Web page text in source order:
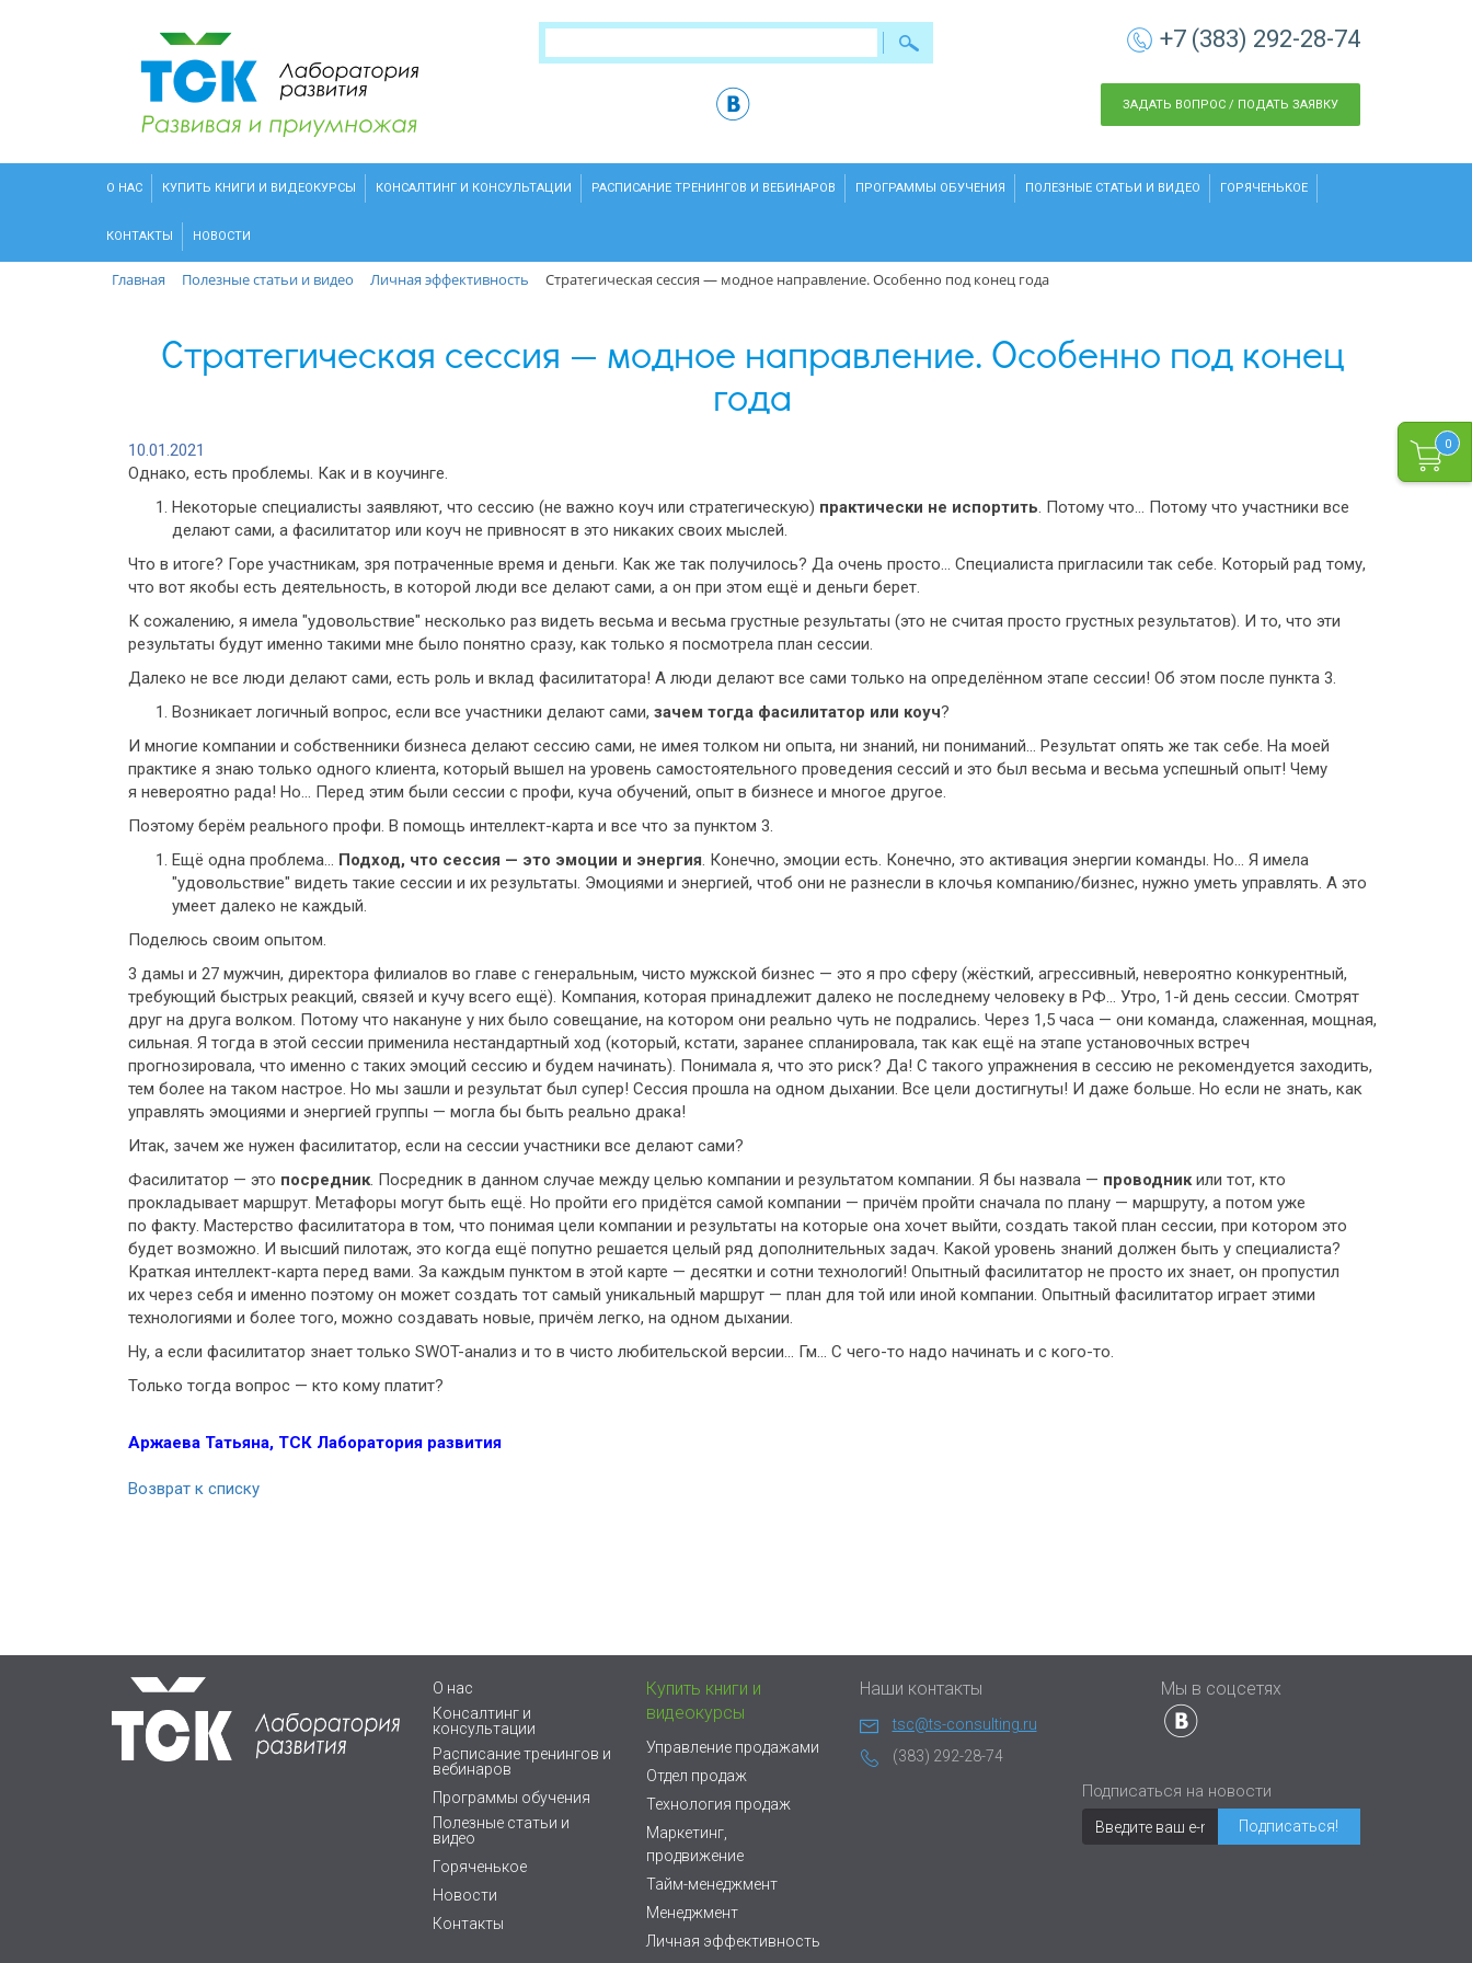
0
+7 (383) 292-28-74
ЗАДАТЬ ВОПРОС / ПОДАТЬ ЗАЯВКУ
О НАС КУПИТЬ КНИГИ И ВИДЕОКУРСЫ КОНСАЛТИНГ И КОНСУЛЬТАЦИИ РАСПИСАНИЕ ТРЕНИНГОВ И ВЕБИНАРОВ ПРОГРАММЫ ОБУЧЕНИЯ ПОЛЕЗНЫЕ СТАТЬИ И ВИДЕО ГОРЯЧЕНЬКОЕ
КОНТАКТЫ НОВОСТИ
Главная Полезные статьи и видео Личная эффективность Стратегическая сессия — модное направление. Особенно под конец года
Стратегическая сессия — модное направление. Особенно под конец
года
10.01.2021
Однако, есть проблемы. Как и в коучинге.
Некоторые специалисты заявляют, что сессию (не важно коуч или стратегическую) практически не испортить . Потому что… Потому что участники все
делают сами, а фасилитатор или коуч не привносят в это никаких своих мыслей.
Что в итоге? Горе участникам, зря потраченные время и деньги. Как же так получилось? Да очень просто… Специалиста пригласили так себе. Который рад тому,
что вот якобы есть деятельность, в которой люди все делают сами, а он при этом ещё и деньги берет.
К сожалению, я имела "удовольствие" несколько раз видеть весьма и весьма грустные результаты (это не считая просто грустных результатов). И то, что эти
результаты будут именно такими мне было понятно сразу, как только я посмотрела план сессии.
Далеко не все люди делают сами, есть роль и вклад фасилитатора! А люди делают все сами только на определённом этапе сессии! Об этом после пункта 3.
Возникает логичный вопрос, если все участники делают сами, зачем тогда фасилитатор или коуч?
И многие компании и собственники бизнеса делают сессию сами, не имея толком ни опыта, ни знаний, ни пониманий… Результат опять же так себе. На моей
практике я знаю только одного клиента, который вышел на уровень самостоятельного проведения сессий и это был весьма и весьма успешный опыт! Чему
я невероятно рада! Но… Перед этим были сессии с профи, куча обучений, опыт в бизнесе и многое другое.
Поэтому берём реального профи. В помощь интеллект-карта и все что за пунктом 3.
Ещё одна проблема… Подход, что сессия — это эмоции и энергия . Конечно, эмоции есть. Конечно, это активация энергии команды. Но… Я имела
"удовольствие" видеть такие сессии и их результаты. Эмоциями и энергией, чтоб они не разнесли в клочья компанию/бизнес, нужно уметь управлять. А это
умеет далеко не каждый.
Поделюсь своим опытом.
3 дамы и 27 мужчин, директора филиалов во главе с генеральным, чисто мужской бизнес — это я про сферу (жёсткий, агрессивный, невероятно конкурентный,
требующий быстрых реакций, связей и кучу всего ещё). Компания, которая принадлежит далеко не последнему человеку в РФ… Утро, 1-й день сессии. Смотрят
друг на друга волком. Потому что накануне у них было совещание, на котором они реально чуть не подрались. Через 1,5 часа — они команда, слаженная, мощная,
сильная. Я тогда в этой сессии применила нестандартный ход (который, кстати, заранее спланировала, так как ещё на этапе установочных встреч
прогнозировала, что именно с таких эмоций сессию и будем начинать). Понимала я, что это риск? Да! С такого упражнения в сессию не рекомендуется заходить,
тем более на таком настрое. Но мы зашли и результат был супер! Сессия прошла на одном дыхании. Все цели достигнуты! И даже больше. Но если не знать, как
управлять эмоциями и энергией группы — могла бы быть реально драка!
Итак, зачем же нужен фасилитатор, если на сессии участники все делают сами?
Фасилитатор — это посредник . Посредник в данном случае между целью компании и результатом компании. Я бы назвала — проводник или тот, кто
прокладывает маршрут. Метафоры могут быть ещё. Но пройти его придётся самой компании — причём пройти сначала по плану — маршруту, а потом уже
по факту. Мастерство фасилитатора в том, что понимая цели компании и результаты на которые она хочет выйти, создать такой план сессии, при котором это
будет возможно. И высший пилотаж, это когда ещё попутно решается целый ряд дополнительных задач. Какой уровень знаний должен быть у специалиста?
Краткая интеллект-карта перед вами. За каждым пунктом в этой карте — десятки и сотни технологий! Опытный фасилитатор не просто их знает, он пропустил
их через себя и именно поэтому он может создать тот самый уникальный маршрут — план для той или иной компании. Опытный фасилитатор играет этими
технологиями и более того, можно создавать новые, причём легко, на одном дыхании.
Ну, а если фасилитатор знает только SWOT-анализ и то в чисто любительской версии… Гм… С чего-то надо начинать и с кого-то.
Только тогда вопрос — кто кому платит?
Аржаева Татьяна, ТСК Лаборатория развития
Возврат к списку
О нас
Консалтинг и
консультации
Расписание тренингов и
вебинаров
Программы обучения
Полезные статьи и
видео
Горяченькое
Новости
Контакты
Купить книги и
видеокурсы
Управление продажами
Отдел продаж
Технология продаж
Маркетинг,
продвижение
Тайм-менеджмент
Менеджмент
Личная эффективность
Наши контакты
tsc@ts-consulting.ru
(383) 292-28-74
Мы в соцсетях
Подписаться на новости